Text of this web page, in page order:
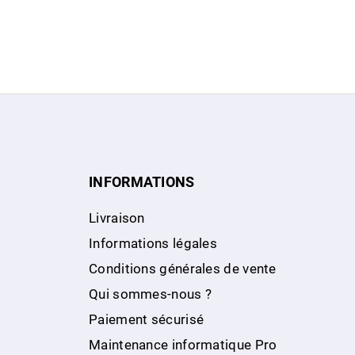
INFORMATIONS
Livraison
Informations légales
Conditions générales de vente
Qui sommes-nous ?
Paiement sécurisé
Maintenance informatique Pro